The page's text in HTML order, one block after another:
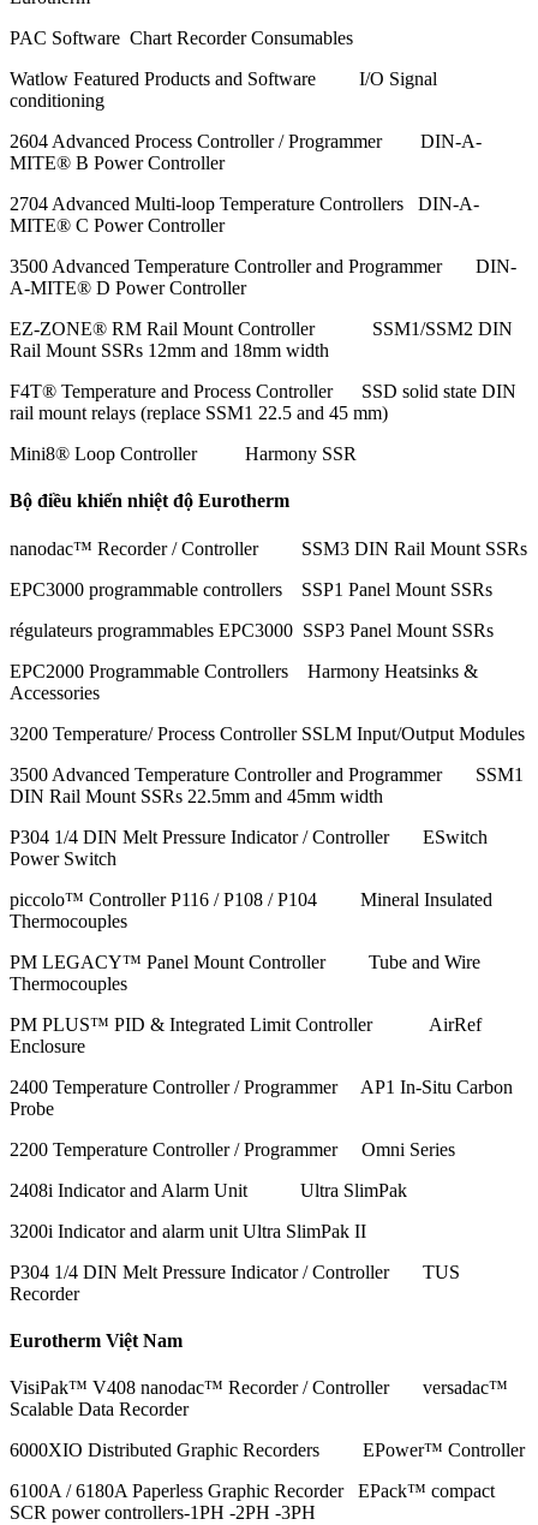
PAC Software Chart Recorder Consumables
Watlow Featured Products and Software I/O Signal
conditioning
2604 Advanced Process Controller / Programmer DIN-A-
MITE® B Power Controller
2704 Advanced Multi-loop Temperature Controllers DIN-A-
MITE® C Power Controller
3500 Advanced Temperature Controller and Programmer DIN-
A-MITE® D Power Controller
EZ-ZONE® RM Rail Mount Controller SSM1/SSM2 DIN
Rail Mount SSRs 12mm and 18mm width
F4T® Temperature and Process Controller SSD solid state DIN
rail mount relays (replace SSM1 22.5 and 45 mm)
Mini8® Loop Controller Harmony SSR
Bộ điều khiển nhiệt độ Eurotherm
nanodac™ Recorder / Controller SSM3 DIN Rail Mount SSRs
EPC3000 programmable controllers SSP1 Panel Mount SSRs
régulateurs programmables EPC3000 SSP3 Panel Mount SSRs
EPC2000 Programmable Controllers Harmony Heatsinks &
Accessories
3200 Temperature/ Process Controller SSLM Input/Output Modules
3500 Advanced Temperature Controller and Programmer SSM1
DIN Rail Mount SSRs 22.5mm and 45mm width
P304 1/4 DIN Melt Pressure Indicator / Controller ESwitch
Power Switch
piccolo™ Controller P116 / P108 / P104 Mineral Insulated
Thermocouples
PM LEGACY™ Panel Mount Controller Tube and Wire
Thermocouples
PM PLUS™ PID & Integrated Limit Controller AirRef
Enclosure
2400 Temperature Controller / Programmer AP1 In-Situ Carbon
Probe
2200 Temperature Controller / Programmer Omni Series
2408i Indicator and Alarm Unit Ultra SlimPak
3200i Indicator and alarm unit Ultra SlimPak II
P304 1/4 DIN Melt Pressure Indicator / Controller TUS
Recorder
Eurotherm Việt Nam
VisiPak™ V408 nanodac™ Recorder / Controller versadac™
Scalable Data Recorder
6000XIO Distributed Graphic Recorders EPower™ Controller
6100A / 6180A Paperless Graphic Recorder EPack™ compact
SCR power controllers-1PH -2PH -3PH